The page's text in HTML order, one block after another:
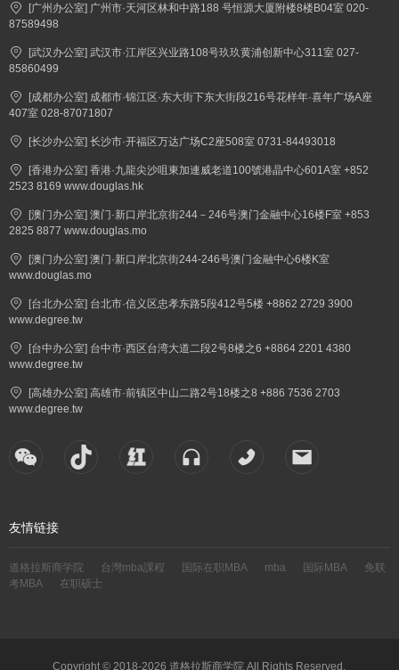
[广州办公室] 广州市·天河区林和中路188 号恒源大厦附楼8楼B04室 020-
87589498
[武汉办公室] 武汉市·江岸区兴业路108号玖玖黄浦创新中心311室 027-
85860499
[成都办公室] 成都市·锦江区·东大街下东大街段216号花样年·喜年广场A座
407室 028-87071807
[长沙办公室] 长沙市·开福区万达广场C2座508室 0731-84493018
[香港办公室] 香港·九龍尖沙咀東加連威老道100號港晶中心601A室 +852
2523 8169 www.douglas.hk
[澳门办公室] 澳门·新口岸北京街244－246号澳门金融中心16楼F室 +853
2825 8877 www.douglas.mo
[澳门办公室] 澳门·新口岸北京街244-246号澳门金融中心6楼K室
www.douglas.mo
[台北办公室] 台北市·信义区忠孝东路5段412号5楼 +8862 2729 3900
www.degree.tw
[台中办公室] 台中市·西区台湾大道二段2号8楼之6 +8864 2201 4380
www.degree.tw
[高雄办公室] 高雄市·前镇区中山二路2号18楼之8 +886 7536 2703
www.degree.tw
友情链接
道格拉斯商学院 台灣mba課程 国际在职MBA mba 国际MBA
免联
考MBA
在职硕士
Copyright © 2018-2026 道格拉斯商学院 All Rights Reserved.